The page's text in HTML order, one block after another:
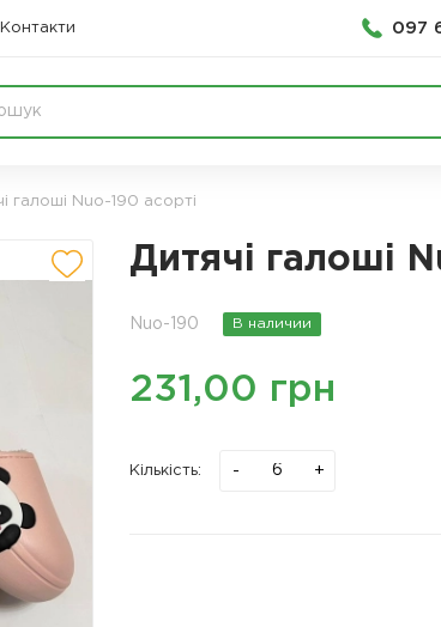
Контакти 097
галоші Nuo-190 асорті
Дитячі галоші
Nuo-190 В наличии
231,00 грн
Кількість: - +